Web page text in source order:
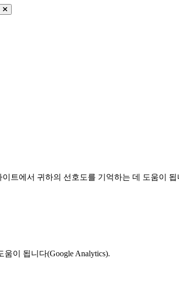
트에서 귀하의 선호도를 기억하는 데 도움이 됩
이 됩니다(Google Analytics).